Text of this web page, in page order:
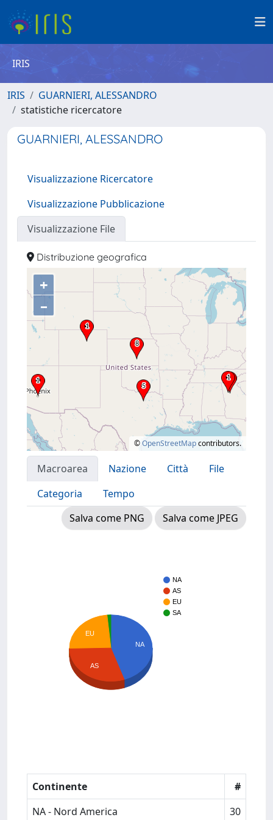
IRIS
IRIS
GUARNIERI, ALESSANDRO
statistiche ricercatore
GUARNIERI, ALESSANDRO
Visualizzazione Ricercatore
Visualizzazione Pubblicazione
Visualizzazione File
Distribuzione geografica
+
–
©OpenStreetMapcontributors.
Macroarea Nazione Città
File
Categoria
Tempo
Salva come PNG
Salva come JPEG
NA
AS
EU
SA
NA
EU
AS
Continente
#
NA - Nord America
30